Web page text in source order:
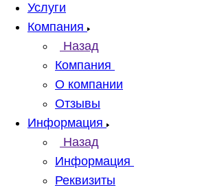
Услуги
Компания
Назад
Компания
О компании
Отзывы
Информация
Назад
Информация
Реквизиты